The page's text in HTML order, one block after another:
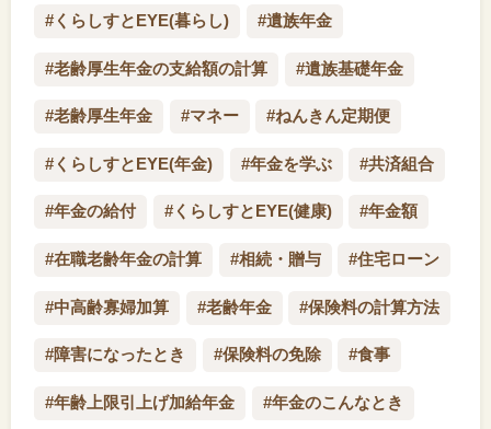
#くらしすとEYE(暮らし) #遺族年金
#老齢厚生年金の支給額の計算 #遺族基礎年金
#老齢厚生年金 #マネー #ねんきん定期便
#くらしすとEYE(年金) #年金を学ぶ #共済組合
#年金の給付 #くらしすとEYE(健康) #年金額
#在職老齢年金の計算 #相続・贈与 #住宅ローン
#中高齢寡婦加算 #老齢年金 #保険料の計算方法
#障害になったとき #保険料の免除 #食事
#年齢上限引上げ加給年金 #年金のこんなとき